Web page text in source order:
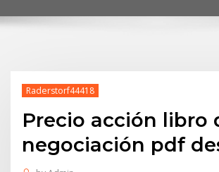
Raderstorf44418
Precio acción libro
negociación pdf